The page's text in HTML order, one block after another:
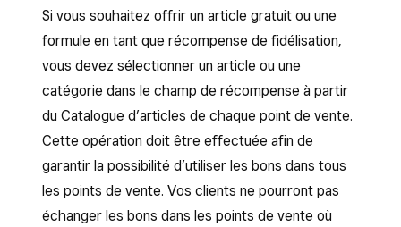
Si vous souhaitez offrir un article gratuit ou une
formule en tant que récompense de fidélisation,
vous devez sélectionner un article ou une
catégorie dans le champ de récompense à partir
du Catalogue d’articles de chaque point de vente.
Cette opération doit être effectuée afin de
garantir la possibilité d’utiliser les bons dans tous
les points de vente. Vos clients ne pourront pas
échanger les bons dans les points de vente où